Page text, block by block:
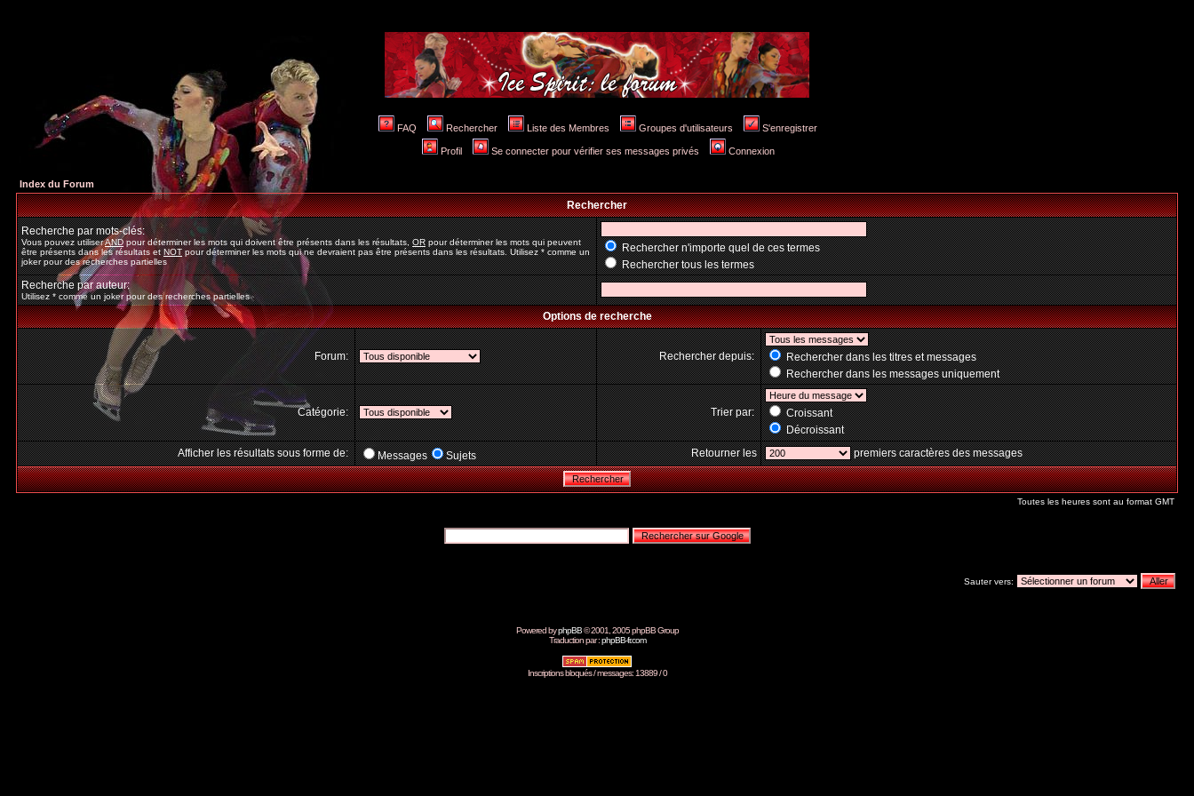
FAQ Rechercher Liste des Membres Groupes d'utilisateurs S'enregistrer
Profil Se connecter pour vérifier ses messages privés Connexion
Index du Forum
Rechercher
Recherche par mots-clés:
Vous pouvez utiliserANDpour déterminer les mots qui doivent être présents dans les résultats,ORpour déterminer les mots qui peuvent
être présents dans les résultats etNOTpour déterminer les mots qui ne devraient pas être présents dans les résultats. Utilisez * comme un
joker pour des recherches partielles
Rechercher n'importe quel de ces termes
Rechercher tous les termes
Recherche par auteur:
Utilisez * comme un joker pour des recherches partielles
Options de recherche
Forum: Rechercher depuis:
Rechercher dans les titres et messages
Rechercher dans les messages uniquement
Catégorie: Trier par:
Croissant
Décroissant
Afficher les résultats sous forme de:
Messages Sujets Retourner les premiers caractères des messages
Toutes les heures sont au format GMT
Sauter vers:
Powered byphpBB© 2001, 2005 phpBB Group
Traduction par :phpBB-fr.com
Inscriptions bloqués / messages: 13889 / 0